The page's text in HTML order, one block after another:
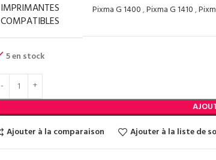
IMPRIMANTES
COMPATIBLES
Pixma G 1400,Pixma G 1410,
5 en stock
Ajouter à la comparaison
Ajouter à la liste de